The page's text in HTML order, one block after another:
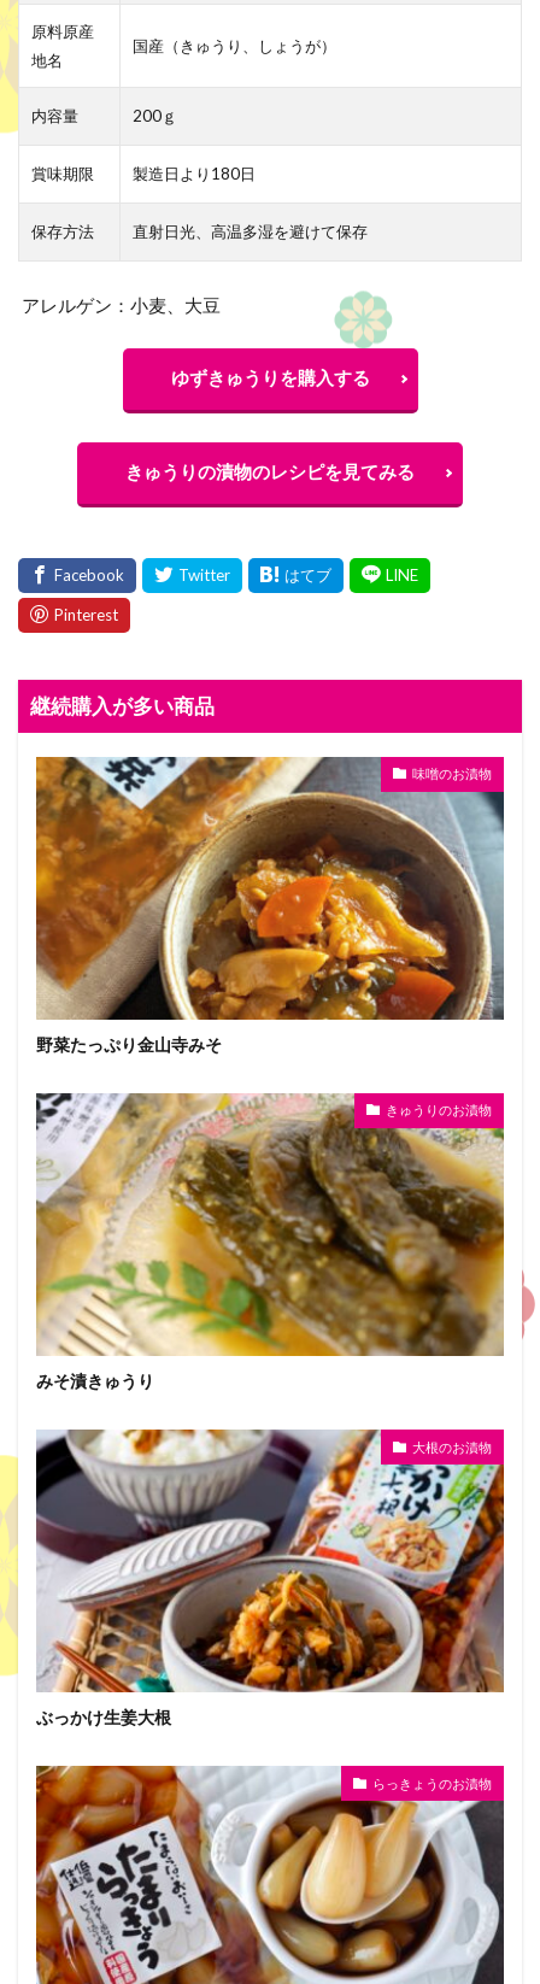
原料原産
地名
国産（きゅうり、しょうが）
内容量 200ｇ
賞味期限 製造日より180日
保存方法 直射日光、高温多湿を避けて保存
アレルゲン：小麦、大豆
ゆずきゅうりを購入する
きゅうりの漬物のレシピを見てみる
継続購入が多い商品
味噌のお漬物
野菜たっぷり金山寺みそ
きゅうりのお漬物
みそ漬きゅうり
大根のお漬物
ぶっかけ生姜大根
らっきょうのお漬物